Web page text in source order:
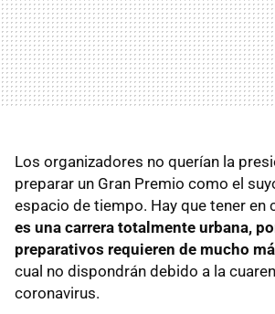
Los organizadores no querían la
preparar un Gran Premio como el
espacio de tiempo. Hay que tener en
es una carrera totalmente urbana,
preparativos requieren de mucho
cual no dispondrán debido a la
coronavirus.